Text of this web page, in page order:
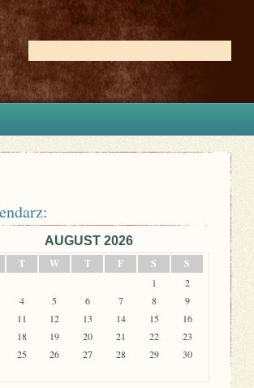
AUGUST 2026
T W T F S S
1
2
4 5 6 7 8
9
11 12 13 14 15
16
18 19 20 21 22
23
25 26 27 28 29
30